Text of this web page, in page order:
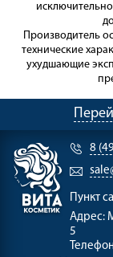
Производитель
технические
ухудшающие
8
Пункт
Адрес:
5